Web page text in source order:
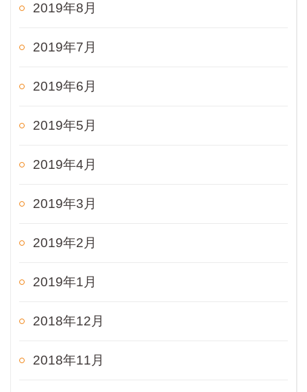
2019年8月
2019年7月
2019年6月
2019年5月
2019年4月
2019年3月
2019年2月
2019年1月
2018年12月
2018年11月